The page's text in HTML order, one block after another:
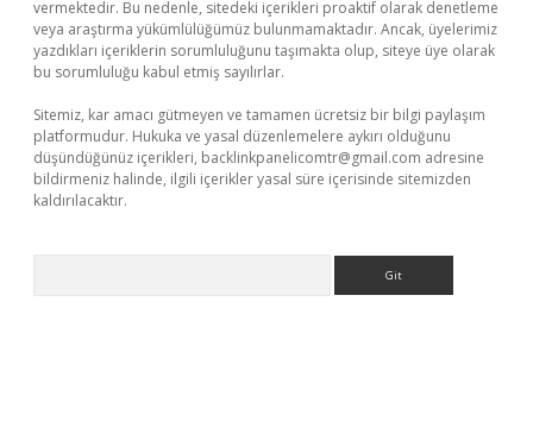
vermektedir. Bu nedenle, sitedeki içerikleri proaktif olarak denetleme
veya araştırma yükümlülüğümüz bulunmamaktadır. Ancak, üyelerimiz
yazdıkları içeriklerin sorumluluğunu taşımakta olup, siteye üye olarak
bu sorumluluğu kabul etmiş sayılırlar.
Sitemiz, kar amacı gütmeyen ve tamamen ücretsiz bir bilgi paylaşım
platformudur. Hukuka ve yasal düzenlemelere aykırı olduğunu
düşündüğünüz içerikleri, backlinkpanelicomtr@gmail.com adresine
bildirmeniz halinde, ilgili içerikler yasal süre içerisinde sitemizden
kaldırılacaktır.